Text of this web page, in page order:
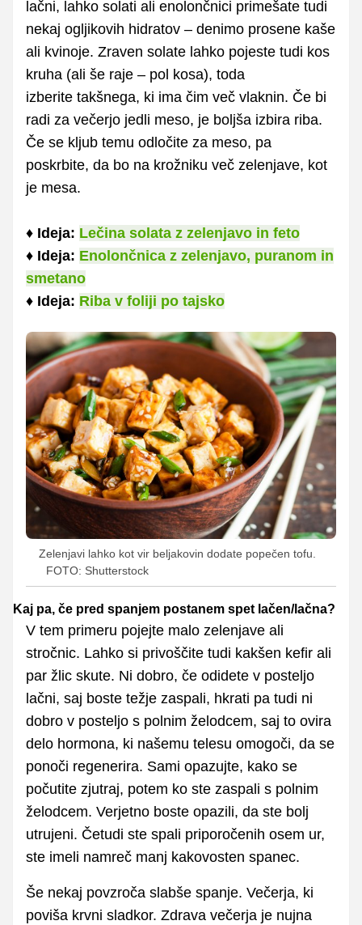
lačni, lahko solati ali enolončnici primešate tudi
nekaj ogljikovih hidratov – denimo prosene kaše
ali kvinoje. Zraven solate lahko pojeste tudi kos
kruha (ali še raje – pol kosa), toda
izberite takšnega, ki ima čim več vlaknin. Če bi
radi za večerjo jedli meso, je boljša izbira riba.
Če se kljub temu odločite za meso, pa
poskrbite, da bo na krožniku več zelenjave, kot
je mesa.
♦ Ideja: Lečina solata z zelenjavo in feto
♦ Ideja: Enolončnica z zelenjavo, puranom in
smetano
♦ Ideja: Riba v foliji po tajsko
Zelenjavi lahko kot vir beljakovin dodate popečen tofu.
FOTO: Shutterstock
Kaj pa, če pred spanjem postanem spet lačen/lačna?
V tem primeru pojejte malo zelenjave ali
stročnic. Lahko si privoščite tudi kakšen kefir ali
par žlic skute. Ni dobro, če odidete v posteljo
lačni, saj boste težje zaspali, hkrati pa tudi ni
dobro v posteljo s polnim želodcem, saj to ovira
delo hormona, ki našemu telesu omogoči, da se
ponoči regenerira. Sami opazujte, kako se
počutite zjutraj, potem ko ste zaspali s polnim
želodcem. Verjetno boste opazili, da ste bolj
utrujeni. Četudi ste spali priporočenih osem ur,
ste imeli namreč manj kakovosten spanec.
Še nekaj povzroča slabše spanje. Večerja, ki
poviša krvni sladkor. Zdrava večerja je nujna